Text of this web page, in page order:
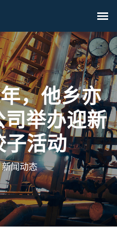
，他乡亦
举办迎新
子活动
新闻动态